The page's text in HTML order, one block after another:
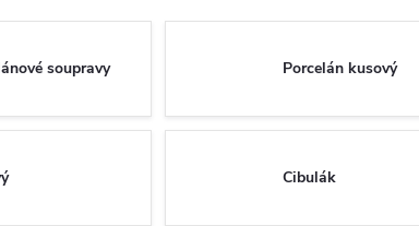
soupravy Porcelán kusový
Cibulák